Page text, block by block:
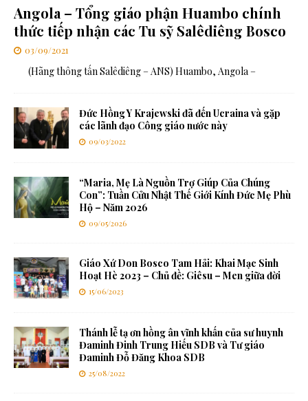
Angola – Tổng giáo phận Huambo chính
thức tiếp nhận các Tu sỹ Salêdiêng Bosco
03/09/2021
(Hãng thông tấn Salêdiêng – ANS) Huambo, Angola –
Đức Hồng Y Krajewski đã đến Ucraina và gặp
các lãnh đạo Công giáo nước này
09/03/2022
“Maria, Mẹ Là Nguồn Trợ Giúp Của Chúng
Con”: Tuần Cửu Nhật Thế Giới Kính Đức Mẹ Phù
Hộ – Năm 2026
09/05/2026
Giáo Xứ Don Bosco Tam Hải: Khai Mạc Sinh
Hoạt Hè 2023 – Chủ đề: Giêsu – Men giữa đời
15/06/2023
Thánh lễ tạ ơn hồng ân vĩnh khấn của sư huynh
Đaminh Đinh Trung Hiếu SDB và Tư giáo
Đaminh Đỗ Đăng Khoa SDB
25/08/2022